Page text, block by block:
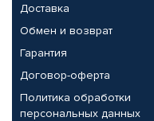
Доставка
Обмен и возврат
Гарантия
Договор-оферта
Политика обработки
персональных данных